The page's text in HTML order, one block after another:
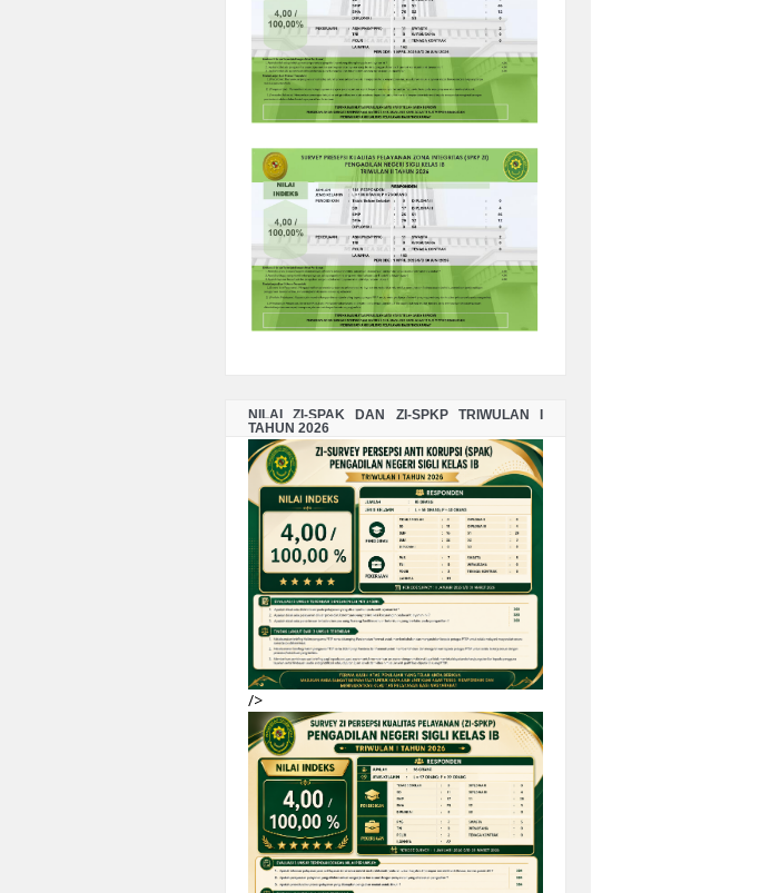
NILAI ZI-SPAK DAN ZI-SPKP TRIWULAN I
TAHUN 2026
/>